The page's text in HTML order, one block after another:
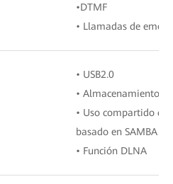
•DTMF
• Llamadas de
• USB2.0
• Almacenamiento
• Uso compartido
basado en SAMBA
• Función DLNA